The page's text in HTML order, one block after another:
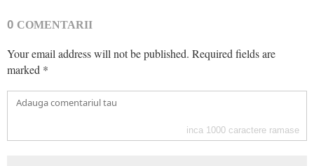
0 COMENTARII
Your email address will not be published. Required fields are
marked *
inca 1000 caractere ramase